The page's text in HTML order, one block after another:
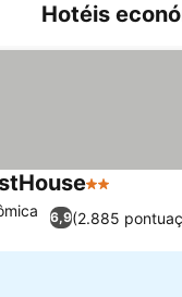
Hotéis
2 Estrelas
6,9(2.885